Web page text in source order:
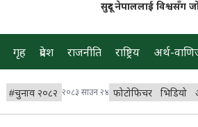
सुदूर नेपाललाई विश्वसँग
गृह प्रदेश राजनीति राष्ट्रिय अर्थ-
#चुनाव २०८२ २०८३ साउन २४ फोटोफिचर भिडियो